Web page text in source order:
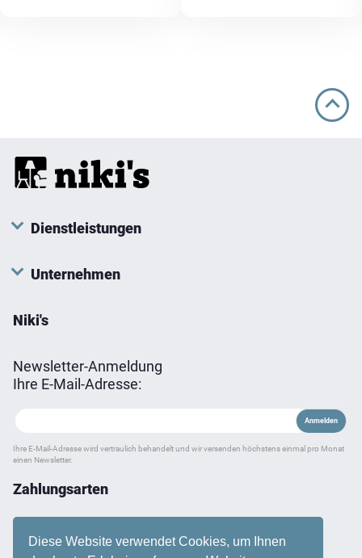
Diese Website verwendet Cookies, um Ihnen
Dienstleistungen
Unternehmen
Niki's
Newsletter-Anmeldung
Ihre E-Mail-Adresse:
Ihre E-Mail-Adresse wird vertraulich behandelt und wir versenden höchstens einmal pro Monat
einen Newsletter.
Zahlungsarten